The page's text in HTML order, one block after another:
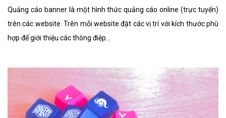
Quảng cáo banner là một hình thức quảng cáo online (trực tuyến)
trên các website. Trên mỗi website đặt các vị trí với kích thước phù
hợp để giới thiệu các thông điệp...